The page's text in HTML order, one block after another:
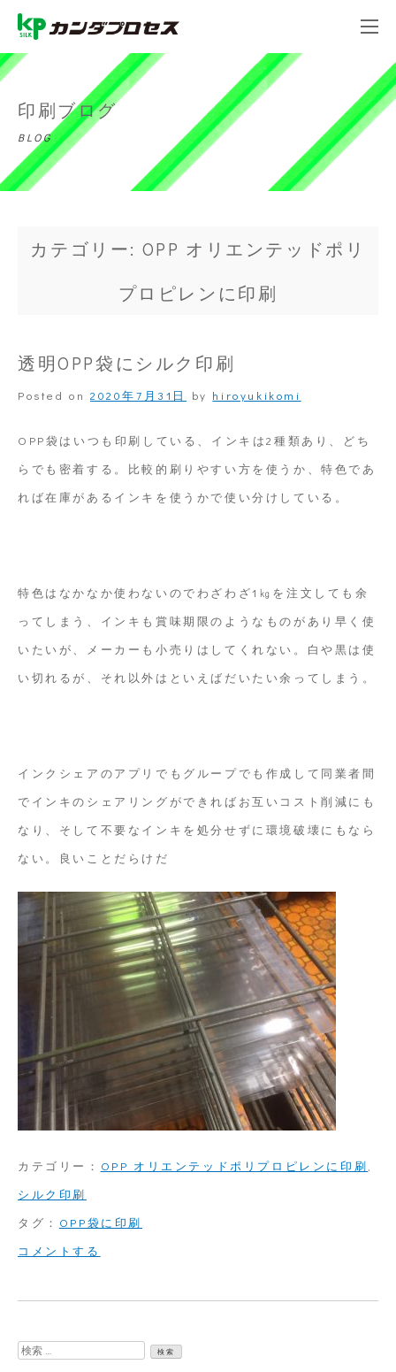
印刷ブログ
BLOG
カテゴリー: OPP オリエンテッドポリ
プロピレンに印刷
透明OPP袋にシルク印刷
Posted on 2020年7月31日 by hiroyukikomi
OPP袋はいつも印刷している、インキは2種類あり、どち
らでも密着する。比較的刷りやすい方を使うか、特色であ
れば在庫があるインキを使うかで使い分けしている。
特色はなかなか使わないのでわざわざ1㎏を注文しても余
ってしまう、インキも賞味期限のようなものがあり早く使
いたいが、メーカーも小売りはしてくれない。白や黒は使
い切れるが、それ以外はといえばだいたい余ってしまう。
インクシェアのアプリでもグループでも作成して同業者間
でインキのシェアリングができればお互いコスト削減にも
なり、そして不要なインキを処分せずに環境破壊にもなら
ない。良いことだらけだ
カテゴリー： OPP オリエンテッドポリプロピレンに印刷,
シルク印刷
タグ： OPP袋に印刷
コメントする
袋
検